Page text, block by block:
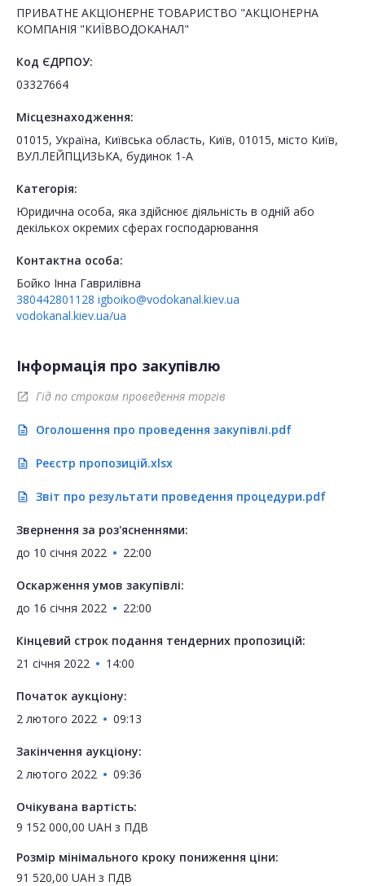
ПРИВАТНЕ АКЦІОНЕРНЕ ТОВАРИСТВО "АКЦІОНЕРНА
КОМПАНІЯ "КИЇВВОДОКАНАЛ"
Код ЄДРПОУ:
03327664
Місцезнаходження:
01015, Україна, Київська область, Київ, 01015, місто Київ,
ВУЛ.ЛЕЙПЦИЗЬКА, будинок 1-А
Категорія:
Юридична особа, яка здійснює діяльність в одній або
декількох окремих сферах господарювання
Контактна особа:
Бойко Інна Гаврилівна
380442801128 igboiko@vodokanal.kiev.ua
vodokanal.kiev.ua/ua
Інформація про закупівлю
open_in_new Гід по строкам проведення торгів
description Оголошення про проведення закупівлі.pdf
description Реєстр пропозицій.xlsx
description Звіт про результати проведення процедури.pdf
Звернення за роз'ясненнями:
до 10 січня 2022 22:00
Оскарження умов закупівлі:
до 16 січня 2022 22:00
Кінцевий строк подання тендерних пропозицій:
21 січня 2022
14:00
Початок аукціону:
2 лютого 2022
09:13
Закінчення аукціону:
2 лютого 2022
09:36
Очікувана вартість:
9 152 000,00 UAH з ПДВ
Розмір мінімального кроку пониження ціни:
91 520,00 UAH з ПДВ